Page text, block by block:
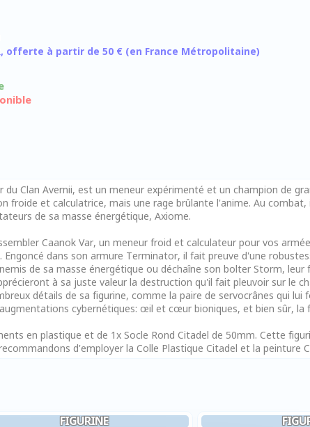
offerte à partir de 50 € (en France Métropolitaine)
du Clan Avernii, est un meneur expérimenté et un champion de
froide et calculatrice, mais une rage brûlante l'anime. Au combat,
de sa masse énergétique, Axiome.
Caanok Var, un meneur froid et calculateur pour vos
Engoncé dans son armure Terminator, il fait preuve d'une
de sa masse énergétique ou déchaîne son bolter Storm,
à sa juste valeur la destruction qu'il fait pleuvoir sur le
détails de sa figurine, comme la paire de servocrânes qui
cybernétiques: œil et cœur bioniques, et bien sûr, la
en plastique et de 1x Socle Rond Citadel de 50mm. Cette
d'employer la Colle Plastique Citadel et la peinture
FIGURINE